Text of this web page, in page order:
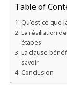
Table of
Qu’est-ce que
La résiliation
étapes
La clause
savoir
Conclusion